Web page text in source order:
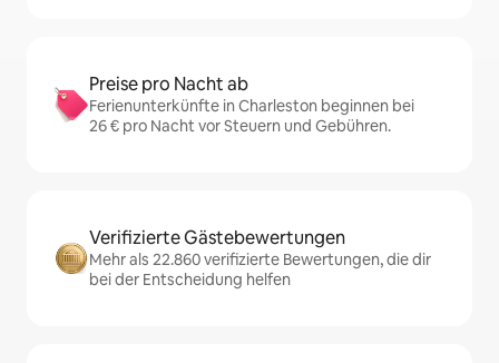
Preise pro Nacht ab
Ferienunterkünfte in Charleston beginnen bei
26 € pro Nacht vor Steuern und Gebühren.
Verifizierte Gästebewertungen
Mehr als 22.860 verifizierte Bewertungen, die dir
bei der Entscheidung helfen